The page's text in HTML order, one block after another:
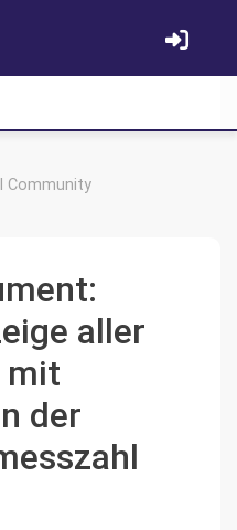
Community
aller
mit
der